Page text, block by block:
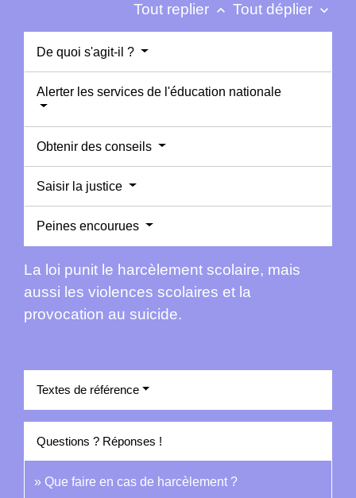
Tout replier keyboard_arrow_up Tout déplier keyboard_arrow_down
De quoi s'agit-il ?
Alerter les services de l'éducation nationale
Obtenir des conseils
Saisir la justice
Peines encourues
La loi punit le harcèlement scolaire, mais
aussi les violences scolaires et la
provocation au suicide.
Textes de référence
Questions ? Réponses !
Que faire en cas de harcèlement ?